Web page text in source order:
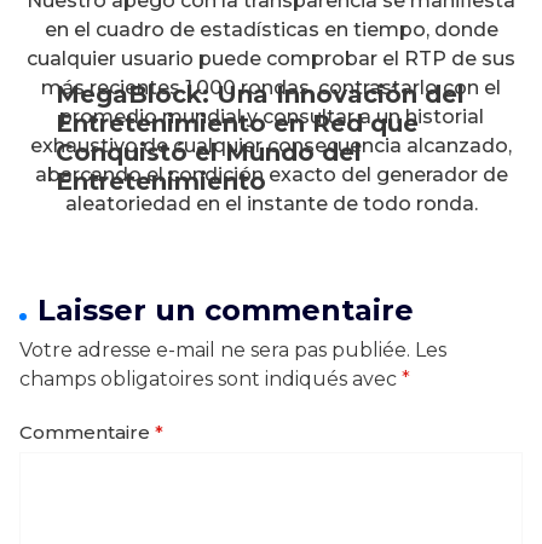
MegaBlock: Una Innovación del
Entretenimiento en Red que
Conquistó el Mundo del
Entretenimiento
en el cuadro de estadísticas en tiempo, donde
cualquier usuario puede comprobar el RTP de sus
más recientes 1,000 rondas, contrastarlo con el
promedio mundial y consultar a un historial
exhaustivo de cualquier consecuencia alcanzado,
abarcando el condición exacto del generador de
aleatoriedad en el instante de todo ronda.
Laisser un commentaire
Votre adresse e-mail ne sera pas publiée. Les
champs obligatoires sont indiqués avec *
Commentaire *